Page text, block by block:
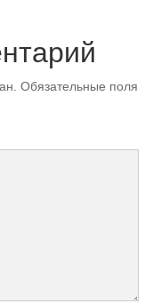
Обязательные поля